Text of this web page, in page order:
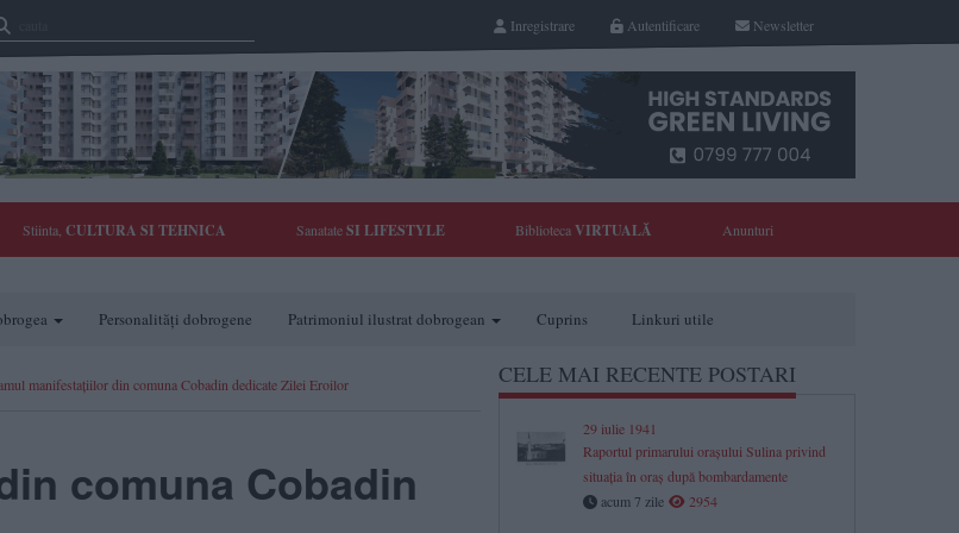
Newsletter
Autentificare
Inregistrare
Stiinta, CULTURA SI TEHNICA SanatateSI LIFESTYLE BibliotecaVIRTUALĂ Anunturi
Personalități dobrogene Patrimoniul ilustrat dobrogean Cuprins Linkuri utile
manifestațiilor din comuna Cobadin dedicate Zilei Eroilor
comuna Cobadin
CELE MAI RECENTE POSTARI
29 iulie 1941
Raportul primarului orașului Sulina privind
situația în oraș după bombardamente
acum 7 zile
2954